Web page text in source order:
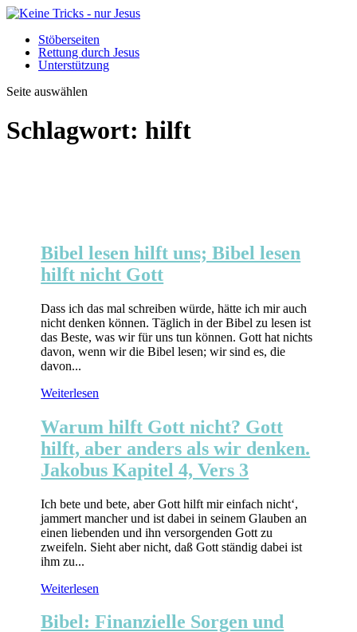
Stöberseiten
Rettung durch Jesus
Unterstützung
Seite auswählen
Schlagwort: hilft
Bibel lesen hilft uns; Bibel lesen
hilft nicht Gott
Dass ich das mal schreiben würde, hätte ich mir auch
nicht denken können. Täglich in der Bibel zu lesen ist
das Beste, was wir für uns tun können. Gott hat nichts
davon, wenn wir die Bibel lesen; wir sind es, die
davon...
Weiterlesen
Warum hilft Gott nicht? Gott
hilft, aber anders als wir denken.
Jakobus Kapitel 4, Vers 3
Ich bete und bete, aber Gott hilft mir einfach nicht‘,
jammert mancher und ist dabei in seinem Glauben an
einen liebenden und ihn versorgenden Gott zu
zweifeln. Sieht aber nicht, daß Gott ständig dabei ist
ihm zu...
Weiterlesen
Bibel: Finanzielle Sorgen und